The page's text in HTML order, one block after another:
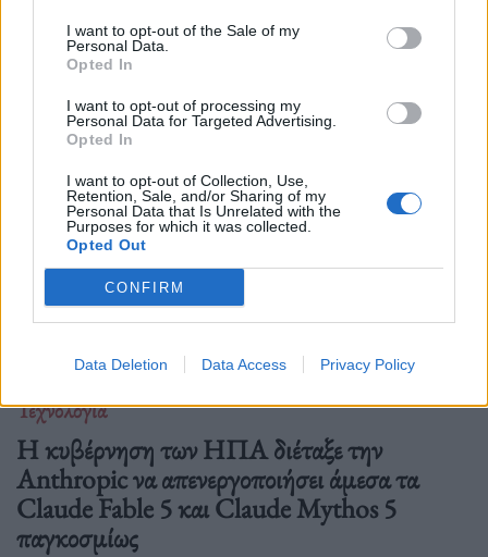
I want to opt-out of the Sale of my
Personal Data.
Opted In
I want to opt-out of processing my
Personal Data for Targeted Advertising.
Opted In
I want to opt-out of Collection, Use,
Retention, Sale, and/or Sharing of my
Personal Data that Is Unrelated with the
Purposes for which it was collected.
Opted Out
CONFIRM
Data Deletion Data Access Privacy Policy
μόλις πέντε startups παγκοσμίως που παρουσίασαν τη λύση
τους στην Κεντρική Σκηνή του We Make Future 2026, μίας
Τεχνολογία
Η κυβέρνηση των ΗΠΑ διέταξε την
Anthropic να απενεργοποιήσει άμεσα τα
Claude Fable 5 και Claude Mythos 5
παγκοσμίως